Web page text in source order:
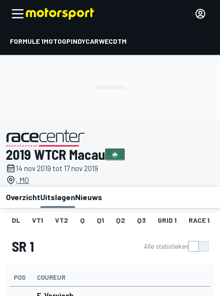
FORMULE 1MOTOGPINDYCARWECDTM
gepresenteerd door
2019 WTCR Macau
14 nov 2019 tot 17 nov 2019
, MO
OverzichtUitslagenNieuws
DL VT1 VT2 Q Q1 Q2 Q3 GRID 1 RACE 1
SR 1 Alle statistieken
POS COUREUR